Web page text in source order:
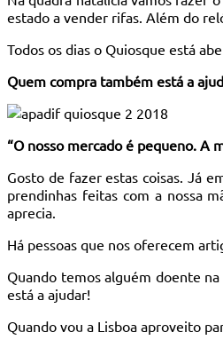
estado a vender rifas. Além do
Todos os dias o Quiosque está
Quem compra também está a
“O nosso mercado é pequeno. A
Gosto de fazer estas coisas. Já
prendinhas feitas com a nossa
aprecia.
Há pessoas que nos oferecem
Quando temos alguém doente
está a ajudar!
Quando vou a Lisboa aproveito